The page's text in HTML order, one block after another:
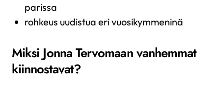
parissa
rohkeus uudistua eri vuosikymmeninä
Miksi Jonna Tervomaan vanhemmat
kiinnostavat?